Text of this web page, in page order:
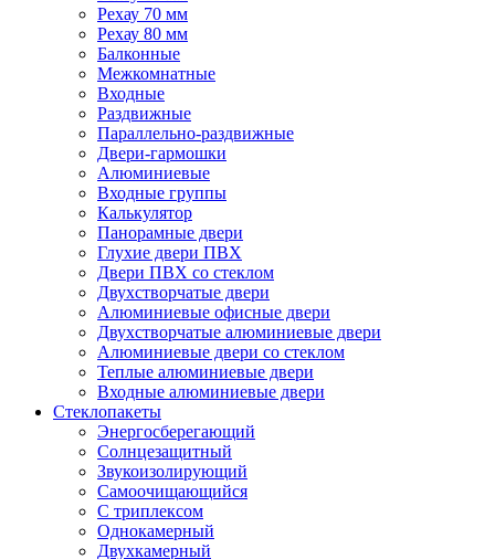
Рехау 70 мм
Рехау 80 мм
Балконные
Межкомнатные
Входные
Раздвижные
Параллельно-раздвижные
Двери-гармошки
Алюминиевые
Входные группы
Калькулятор
Панорамные двери
Глухие двери ПВХ
Двери ПВХ со стеклом
Двухстворчатые двери
Алюминиевые офисные двери
Двухстворчатые алюминиевые двери
Алюминиевые двери со стеклом
Теплые алюминиевые двери
Входные алюминиевые двери
Стеклопакеты
Энергосберегающий
Солнцезащитный
Звукоизолирующий
Самоочищающийся
С триплексом
Однокамерный
Двухкамерный